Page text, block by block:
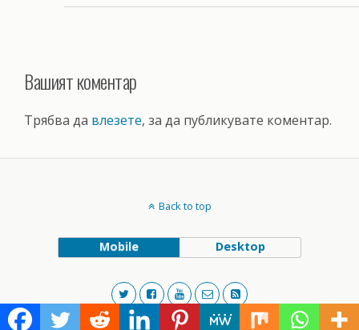
Вашият коментар
Трябва да влезете, за да публикувате коментар.
Back to top
Mobile Desktop